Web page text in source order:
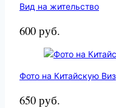
Вид на жительство
600 руб.
Фото на Китайскую
650 руб.